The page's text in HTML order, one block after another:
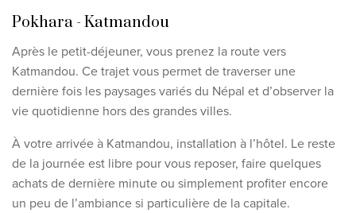
Pokhara - Katmandou
Après le petit-déjeuner, vous prenez la route vers
Katmandou. Ce trajet vous permet de traverser une
dernière fois les paysages variés du Népal et d’observer la
vie quotidienne hors des grandes villes.
À votre arrivée à Katmandou, installation à l’hôtel. Le reste
de la journée est libre pour vous reposer, faire quelques
achats de dernière minute ou simplement profiter encore
un peu de l’ambiance si particulière de la capitale.